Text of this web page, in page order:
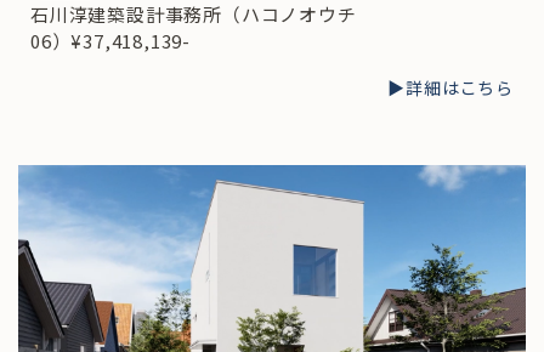
石川淳建築設計事務所（ハコノオウチ
06）¥37,418,139-
▶︎詳細はこちら